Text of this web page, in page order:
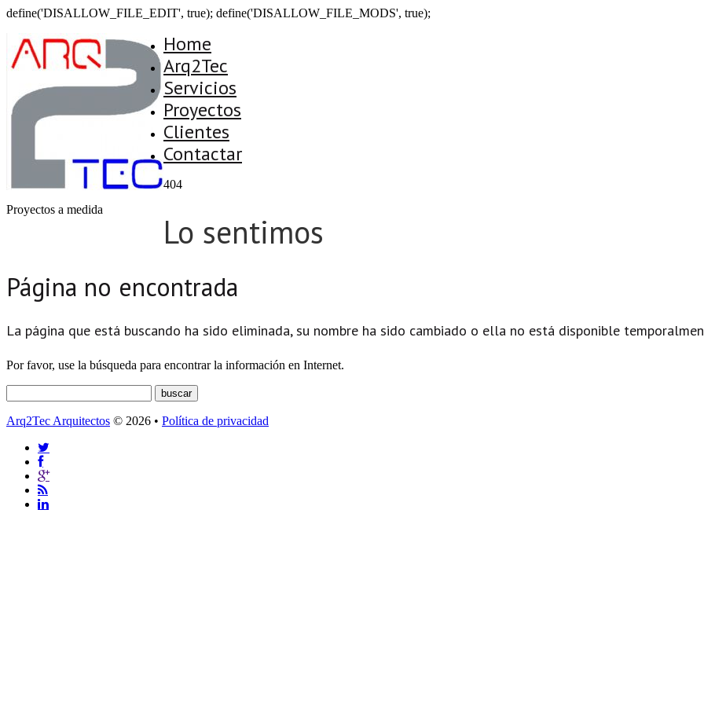
define('DISALLOW_FILE_EDIT', true); define('DISALLOW_FILE_MODS', true);
Proyectos a medida
Home
Arq2Tec
Servicios
Proyectos
Clientes
Contactar
404
Lo sentimos
Página no encontrada
La página que está buscando ha sido eliminada, su nombre ha sido cambiado o ella no está disponible
Por favor, use la búsqueda para encontrar la información en Internet.
Arq2Tec Arquitectos © 2026 • Política de privacidad